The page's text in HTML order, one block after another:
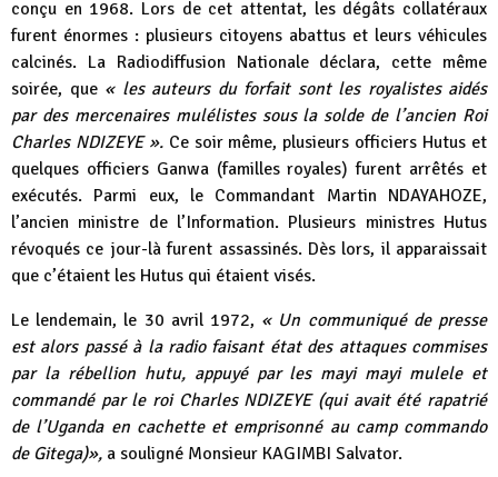
conçu en 1968. Lors de cet attentat, les dégâts collatéraux
furent énormes : plusieurs citoyens abattus et leurs véhicules
calcinés. La Radiodiffusion Nationale déclara, cette même
soirée, que « les auteurs du forfait sont les royalistes aidés
par des mercenaires mulélistes sous la solde de l’ancien Roi
Charles NDIZEYE ». Ce soir même, plusieurs officiers Hutus et
quelques officiers Ganwa (familles royales) furent arrêtés et
exécutés. Parmi eux, le Commandant Martin NDAYAHOZE,
l’ancien ministre de l’Information. Plusieurs ministres Hutus
révoqués ce jour-là furent assassinés. Dès lors, il apparaissait
que c’étaient les Hutus qui étaient visés.
Le lendemain, le 30 avril 1972, « Un communiqué de presse
est alors passé à la radio faisant état des attaques commises
par la rébellion hutu, appuyé par les mayi mayi mulele et
commandé par le roi Charles NDIZEYE (qui avait été rapatrié
de l’Uganda en cachette et emprisonné au camp commando
de Gitega)», a souligné Monsieur KAGIMBI Salvator.